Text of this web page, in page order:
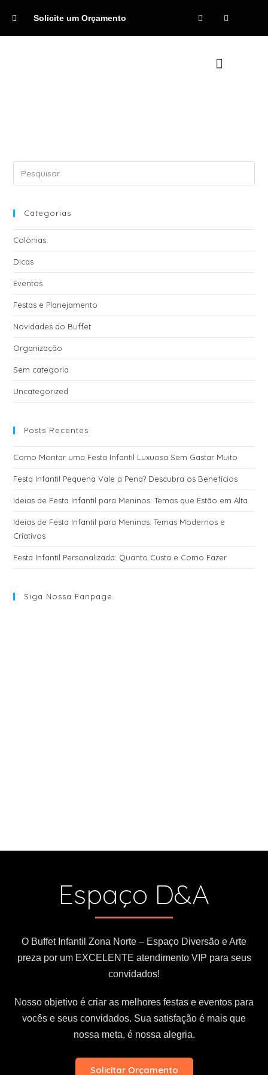
Solicite um Orçamento
Categorias
Colônias
Dicas
Eventos
Festas e Planejamento
Novidades do Buffet
Organização
Sem categoria
Uncategorized
Posts Recentes
Como Montar uma Festa Infantil Luxuosa Sem Gastar Muito
Festa Infantil Pequena Vale a Pena? Descubra os Benefícios
Ideias de Festa Infantil para Meninos: Temas que Estão em Alta
Ideias de Festa Infantil para Meninas: Temas Modernos e
Criativos
Festa Infantil Personalizada: Quanto Custa e Como Fazer
Siga Nossa Fanpage
Espaço D&A
O Buffet Infantil Zona Norte – Espaço Diversão e Arte
preza por um EXCELENTE atendimento VIP para seus
convidados!
Nosso objetivo é criar as melhores festas e eventos para
vocês e seus convidados. Sua satisfação é mais que
nossa meta, é nossa alegria.
Solicitar Orçamento